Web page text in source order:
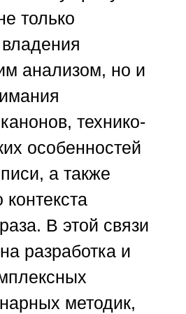
только
анализом, но и
технико-
особенностей
а также
контекста
В этой связи
разработка и
методик,